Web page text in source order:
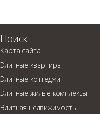
Поиск
Карта сайта
Элитные квартиры
Элитные коттеджи
Элитные жилые комплексы
Элитная недвижимость